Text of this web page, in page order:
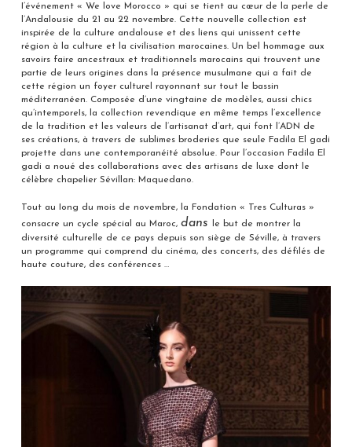
I’événement « We love Morocco » qui se tient au cœur de la perle de
l’Andalousie du 21 au 22 novembre. Cette nouvelle collection est
inspirée de la culture andalouse et des liens qui unissent cette
région à la culture et la civilisation marocaines. Un bel hommage aux
savoirs faire ancestraux et traditionnels marocains qui trouvent une
partie de Ieurs origines dans la présence musulmane qui a fait de
cette région un foyer culturel rayonnant sur tout le bassin
méditerranéen. Composée d’une vingtaine de modèles, aussi chics
qu’intemporeIs, la collection revendique en même temps l’excellence
de la tradition et les valeurs de l’artisanat d’art, qui font l’ADN de
ses créations, à travers de sublimes broderies que seule Fadila El gadi
projette dans une contemporanéité absolue. Pour l’occasion Fadila El
gadi a noué des collaborations avec des artisans de luxe dont le
célèbre chapelier Sévillan: Maquedano.
Tout au Iong du mois de novembre, la Fondation « Tres Culturas »
consacre un cycle spécial au Maroc, dans
le but de montrer la
diversité culturelle de ce pays depuis son siège de Séville, à travers
un programme qui comprend du cinéma, des concerts, des défilés de
haute couture, des conférences …